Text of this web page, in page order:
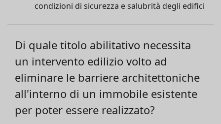
condizioni di sicurezza e salubrità degli edifici
Di quale titolo abilitativo necessita
un intervento edilizio volto ad
eliminare le barriere architettoniche
all'interno di un immobile esistente
per poter essere realizzato?